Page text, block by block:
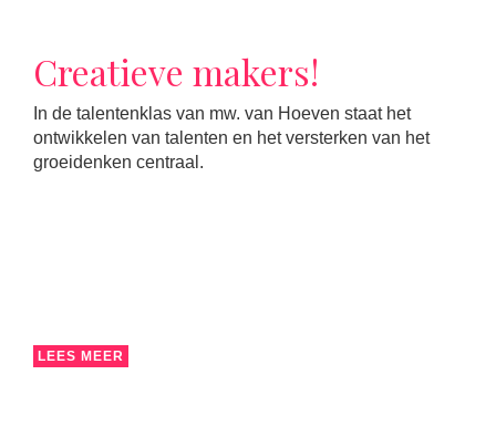
Creatieve makers!
In de talentenklas van mw. van Hoeven staat het
ontwikkelen van talenten en het versterken van het
groeidenken centraal.
LEES MEER